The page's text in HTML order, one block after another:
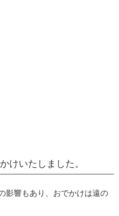
けいたしました。
影響もあり、おでかけは遠の